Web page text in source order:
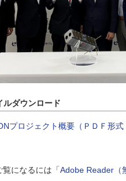
ルダウンロード
プロジェクト概要（ＰＤＦ形式
になるには「Adobe Reader（